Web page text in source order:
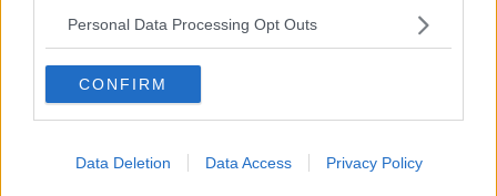
Personal Data Processing Opt Outs
CONFIRM
Data Deletion Data Access Privacy Policy
​Sì per sempre? O no al momento?
Un brusco risveglio
Ora come allora
Nequizia
Andare oltre lo specchio
Uno solo al comando?